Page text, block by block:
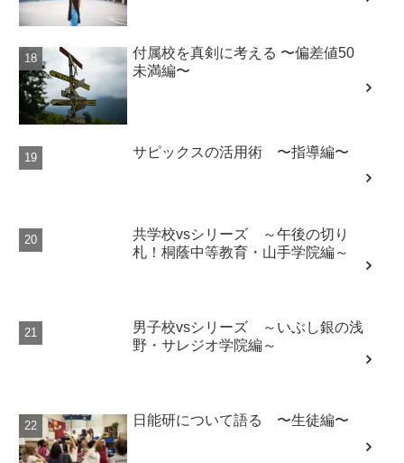
付属校を真剣に考える 〜偏差値50
未満編〜
サピックスの活用術 〜指導編〜
共学校vsシリーズ ～午後の切り
札！桐蔭中等教育・山手学院編～
男子校vsシリーズ ～いぶし銀の浅
野・サレジオ学院編～
日能研について語る 〜生徒編〜